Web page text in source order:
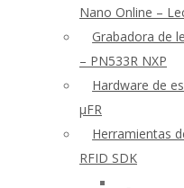
Nano Online –
Grabadora de
– PN533R NXP
Hardware de
μFR
Herramientas
RFID SDK